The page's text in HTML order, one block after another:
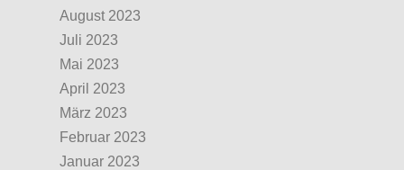
August 2023
Juli 2023
Mai 2023
April 2023
März 2023
Februar 2023
Januar 2023